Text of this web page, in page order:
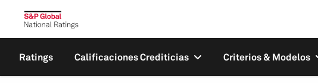
Ratings Calificaciones Crediticias Criterios & Modelos